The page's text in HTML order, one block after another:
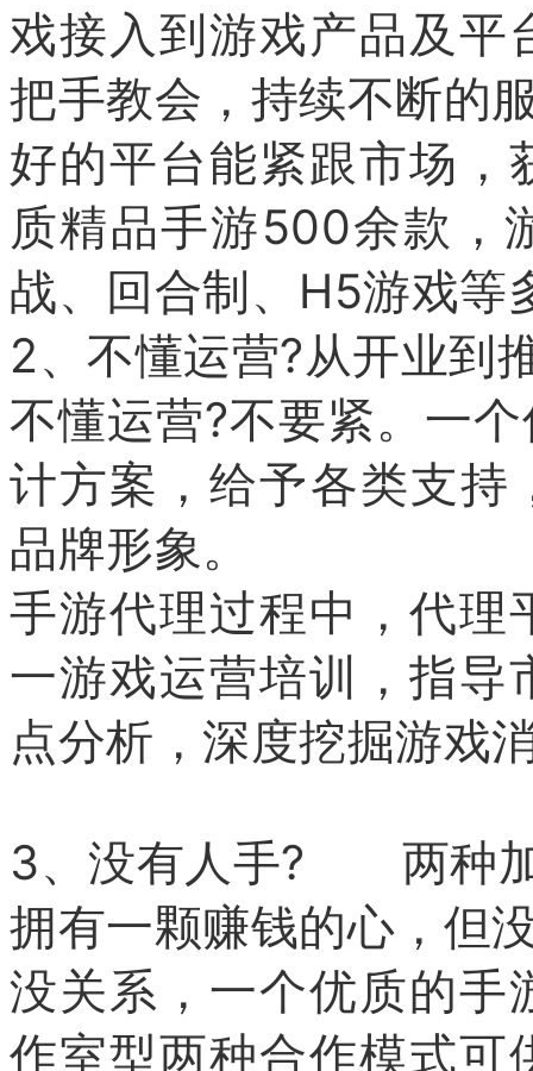
戏接入到游戏产品及平
把手教会，持续不断的
好的平台能紧跟市场，
质精品手游500余款，
战、回合制、H5游戏等
2、不懂运营?从开业到
不懂运营?不要紧。一
计方案，给予各类支持
品牌形象。
手游代理过程中，代理
一游戏运营培训，指导
点分析，深度挖掘游戏
3、没有人手? 两种加
拥有一颗赚钱的心，但
没关系，一个优质的手
作室型两种合作模式可